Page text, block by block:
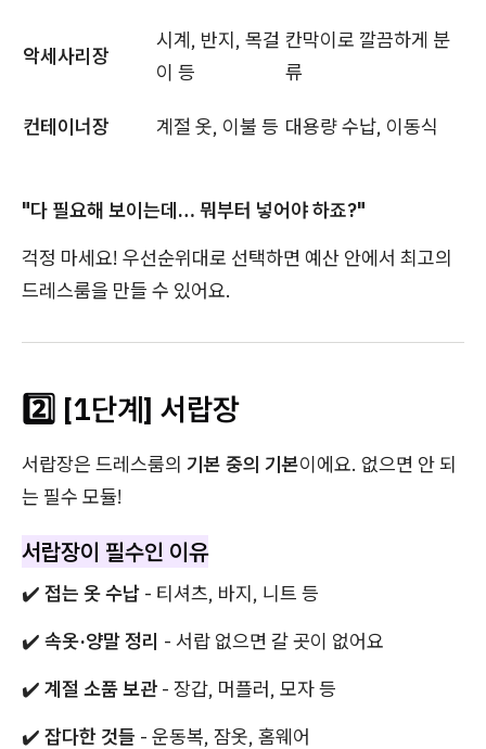
악세사리장
시계, 반지, 목걸
이 등
칸막이로 깔끔하게 분
류
컨테이너장 계절 옷, 이불 등 대용량 수납, 이동식
"다 필요해 보이는데… 뭐부터 넣어야 하죠?"
걱정 마세요! 우선순위대로 선택하면 예산 안에서 최고의
드레스룸을 만들 수 있어요.
2️⃣ [1단계] 서랍장
서랍장은 드레스룸의 기본 중의 기본이에요. 없으면 안 되
는 필수 모듈!
서랍장이 필수인 이유
✔️ 접는 옷 수납 - 티셔츠, 바지, 니트 등
✔️ 속옷·양말 정리 - 서랍 없으면 갈 곳이 없어요
✔️ 계절 소품 보관 - 장갑, 머플러, 모자 등
✔️ 잡다한 것들 - 운동복, 잠옷, 홈웨어